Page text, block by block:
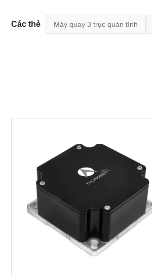
Các thẻ Máy quay 3 trục quán tính